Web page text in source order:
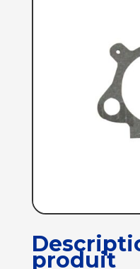
produit